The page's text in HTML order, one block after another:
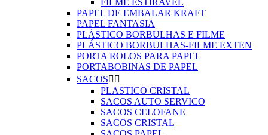
PAPEL DE EMBALAR KRAFT
PAPEL FANTASIA
PLÁSTICO BORBULHAS E FILME
PLÁSTICO BORBULHAS-FILME EXTEN
PORTA ROLOS PARA PAPEL
PORTABOBINAS DE PAPEL
SACOS 
PLASTICO CRISTAL
SACOS AUTO SERVICO
SACOS CELOFANE
SACOS CRISTAL